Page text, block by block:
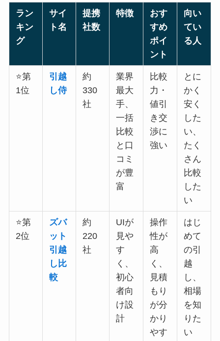
ラン
キン
グ
サイ
ト名
提携
社数
特徴
おす
すめ
ポイ
ント
向い
てい
る人
⭐第
1位
引越
し侍
約
330
社
業界
最大
手、
一括
比較
と口
コミ
が豊
富
比較
力・
値引
き交
渉に
強い
とに
かく
安く
した
い、
たく
さん
比較
した
い
⭐第
2位
ズバ
ット
引越
し比
較
約
220
社
UIが
見や
す
く、
初心
者向
け設
計
操作
性が
高
く、
見積
もり
が分
かり
やす
はじ
めて
の引
越
し、
相場
を知
りた
い